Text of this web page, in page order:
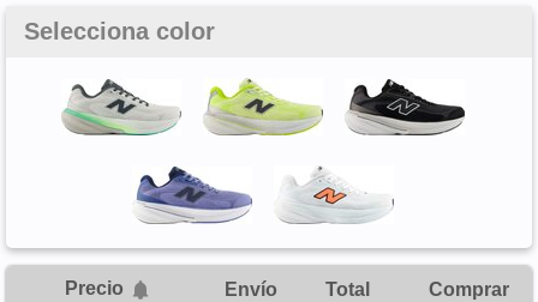
Selecciona color
Precio Envío Total Comprar